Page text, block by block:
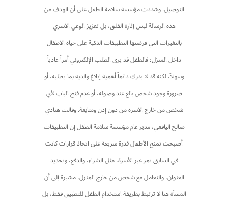
التوصيل. وشددت مؤسسة سلامة الطفل على أن الهدف من
هذه الرسالة ليس إثارة القلق، بل تعزيز الوعي الأسري
بالتغيرات التي فرضتها التطبيقات الذكية على حياة الأطفال
داخل المنزل؛ فالطفل قد يرى الطلب الإلكتروني أمراً عادياً
وسهلاً، لكنه قد لا يدرك دائماً أهمية إبلاغ والديه بما يطلبه، أو
ضرورة وجود شخص بالغ عند وصوله، أو عدم فتح الباب لأي
شخص من خارج الأسرة من دون إذن ومتابعة. وقالت هنادي
صالح اليافعي، مدير عام مؤسسة سلامة الطفل إن التطبيقات
أصبحت تمنح الأطفال قدرة سريعة على اتخاذ قرارات كانت
في السابق تمر عبر الأسرة، مثل الشراء، والدفع، وتحديد
العنوان، والتعامل مع شخص من خارج المنزل، مشيرة إلى أن
المسأة هنا لا ترتبط بطريقة استخدام الطفل للتطبيق فقط، بل